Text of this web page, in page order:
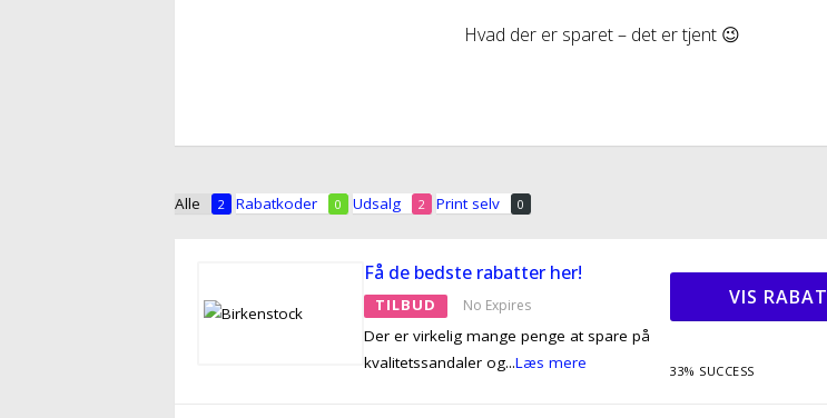
Hvad der er sparet – det er tjent 😉
Alle 2 Rabatkoder 0 Udsalg 2 Print selv 0
Få de bedste rabatter her!
TILBUD No Expires
Der er virkelig mange penge at spare på
kvalitetssandaler og...Læs mere
VIS RABAT
33% SUCCESS